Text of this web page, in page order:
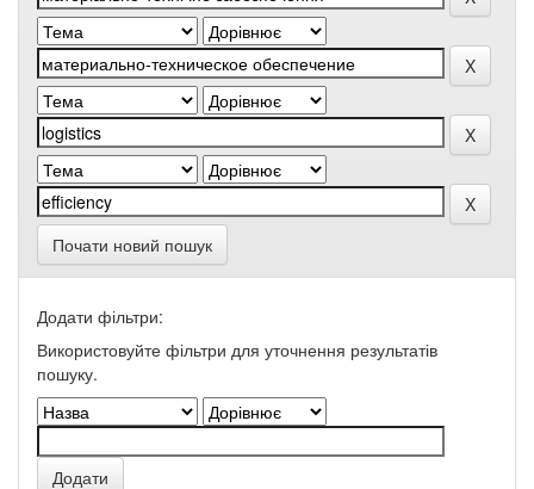
Почати новий пошук
Додати фільтри:
Використовуйте фільтри для уточнення результатів
пошуку.